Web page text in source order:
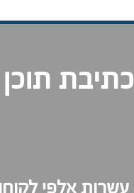
כתיבת
עשרות אלפי